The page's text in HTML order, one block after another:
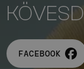
FACEBOOK